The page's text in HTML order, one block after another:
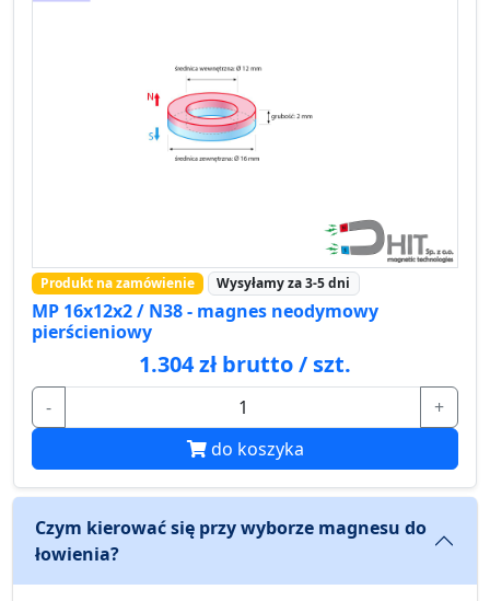
Produkt na zamówienie Wysyłamy za 3-5 dni
MP 16x12x2 / N38 - magnes neodymowy
pierścieniowy
1.304 zł brutto / szt.
-
+
do koszyka
Czym kierować się przy wyborze magnesu do
łowienia?